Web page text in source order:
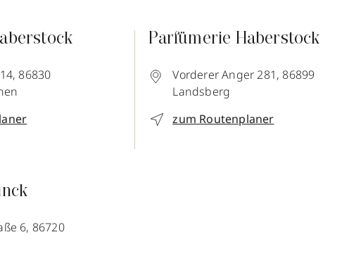
86830
Parfümerie Haberstock
Vorderer Anger 281, 86899
Landsberg
zum Routenplaner
6, 86720